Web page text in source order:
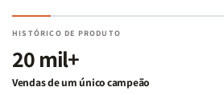
HISTÓRICO DE PRODUTO
20 mil+
Vendas de um único campeão